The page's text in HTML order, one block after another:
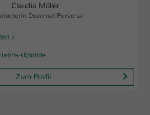
Claudia Müller
Dezernat Personal
kl(dot)de
Zum Profil